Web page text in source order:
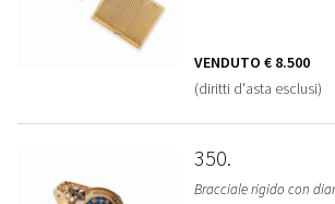
VENDUTO € 8.500
(diritti d'asta esclusi)
350
Bracciale rigido con